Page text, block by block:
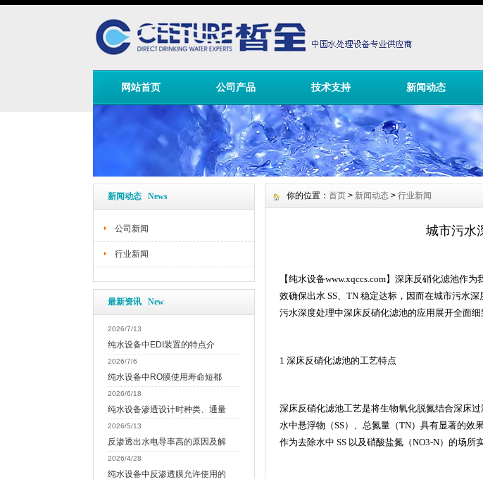
网站首页 公司产品 技术支持 新闻动态
新闻动态 News
公司新闻
行业新闻
最新资讯 New
2026/7/13
纯水设备中EDI装置的特点介
2026/7/6
纯水设备中RO膜使用寿命短都
2026/6/18
纯水设备渗透设计时种类、通量
2026/5/13
反渗透出水电导率高的原因及解
2026/4/28
纯水设备中反渗透膜允许使用的
你的位置： 首页 > 新闻动态 > 行业新闻
城市污水
【纯水设备www.xqccs.com】 深床反硝化滤池作为
效确保出水 SS、 TN 稳定达标，因而在城市污水
污水深度处理中深床反硝化滤池的应用展开全面细
1 深床反硝化滤池的工艺特点
深床反硝化滤池工艺是将生物氧化脱氮结合深床
水中悬浮物（SS）、总氮量（TN）具有显著的效
作为去除水中 SS 以及硝酸盐氮（NO3-N）的场所